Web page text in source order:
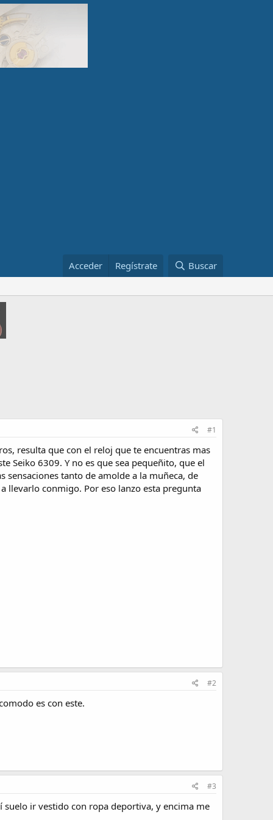
Acceder Regístrate Buscar
#1
resulta que con el reloj que te encuentras mas
Seiko 6309. Y no es que sea pequeñito, que el
tanto de amolde a la muñeca, de
llevarlo conmigo. Por eso lanzo esta pregunta
#2
es con este.
#3
ir vestido con ropa deportiva, y encima me